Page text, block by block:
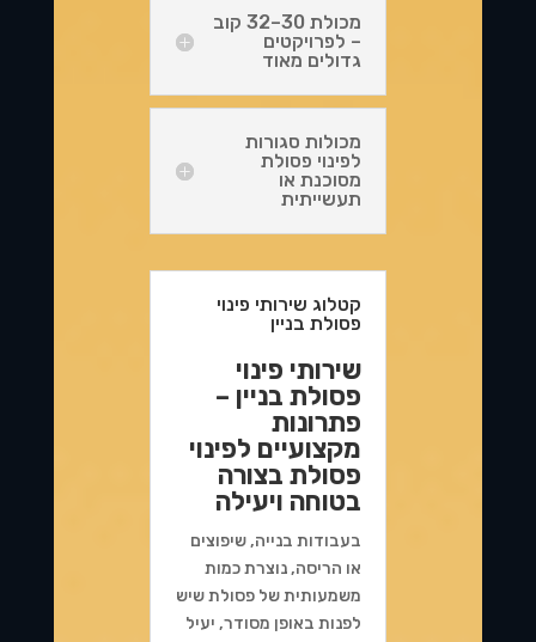
מכולת 30–32 קוב
– לפרויקטים
גדולים מאוד
מכולות סגורות
לפינוי פסולת
מסוכנת או
תעשייתית
קטלוג שירותי פינוי
פסולת בניין
שירותי פינוי
פסולת בניין –
פתרונות
מקצועיים לפינוי
פסולת בצורה
בטוחה ויעילה
בעבודות בנייה, שיפוצים
או הריסה, נוצרת כמות
משמעותית של פסולת שיש
לפנות באופן מסודר, יעיל